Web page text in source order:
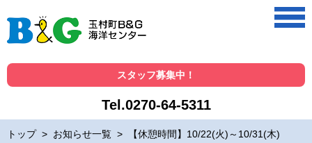
スタッフ募集中！
Tel.0270-64-5311
トップ > お知らせ一覧 > 【休憩時間】10/22(火)～10/31(木)